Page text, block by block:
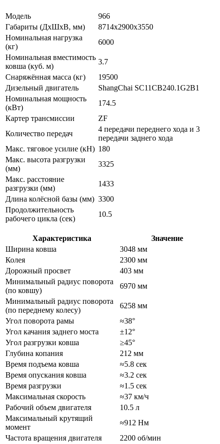
Модель
966
Габариты (ДxШxВ, мм)
8714x2900x3550
Номинальная нагрузка
(кг)
6000
Номинальная вместимость
ковша (куб. м)
3.7
Снаряжённая масса (кг)
19500
Дизельный двигатель
ShangChai SC11CB240.1G2B1
Номинальная мощность
(кВт)
174.5
Картер трансмиссии
ZF
Количество передач
4 передачи переднего хода и 3
передачи заднего хода
Макс. тяговое усилие (кН) 180
Макс. высота разгрузки
(мм)
3325
Макс. расстояние
разгрузки (мм)
1433
Длина колёсной базы (мм) 3300
Продолжительность
рабочего цикла (сек)
10.5
Характеристика
Значение
Ширина ковша
3048 мм
Колея
2300 мм
Дорожный просвет
403 мм
Минимальный радиус поворота
(по ковшу)
6970 мм
Минимальный радиус поворота
(по переднему колесу)
6258 мм
Угол поворота рамы
≈38°
Угол качания заднего моста
±12°
Угол разгрузки ковша
≥45°
Глубина копания
212 мм
Время подъема ковша
≈5.8 сек
Время опускания ковша
≈3.2 сек
Время разгрузки
≈1.5 сек
Максимальная скорость
≈37 км/ч
Рабочий объем двигателя
10.5 л
Максимальный крутящий
момент
≈912 Нм
Частота вращения двигателя
2200 об/мин